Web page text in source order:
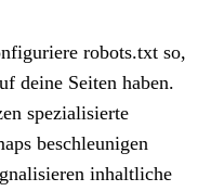
robots.txt so,
deine Seiten haben.
spezialisierte
beschleunigen
inhaltliche